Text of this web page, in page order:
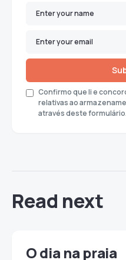
Confirmo que li e
relativas ao
através deste formulário.
Read next
O dia na praia